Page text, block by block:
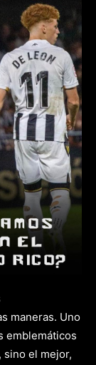
maneras. Uno
emblemáticos
sino el mejor,